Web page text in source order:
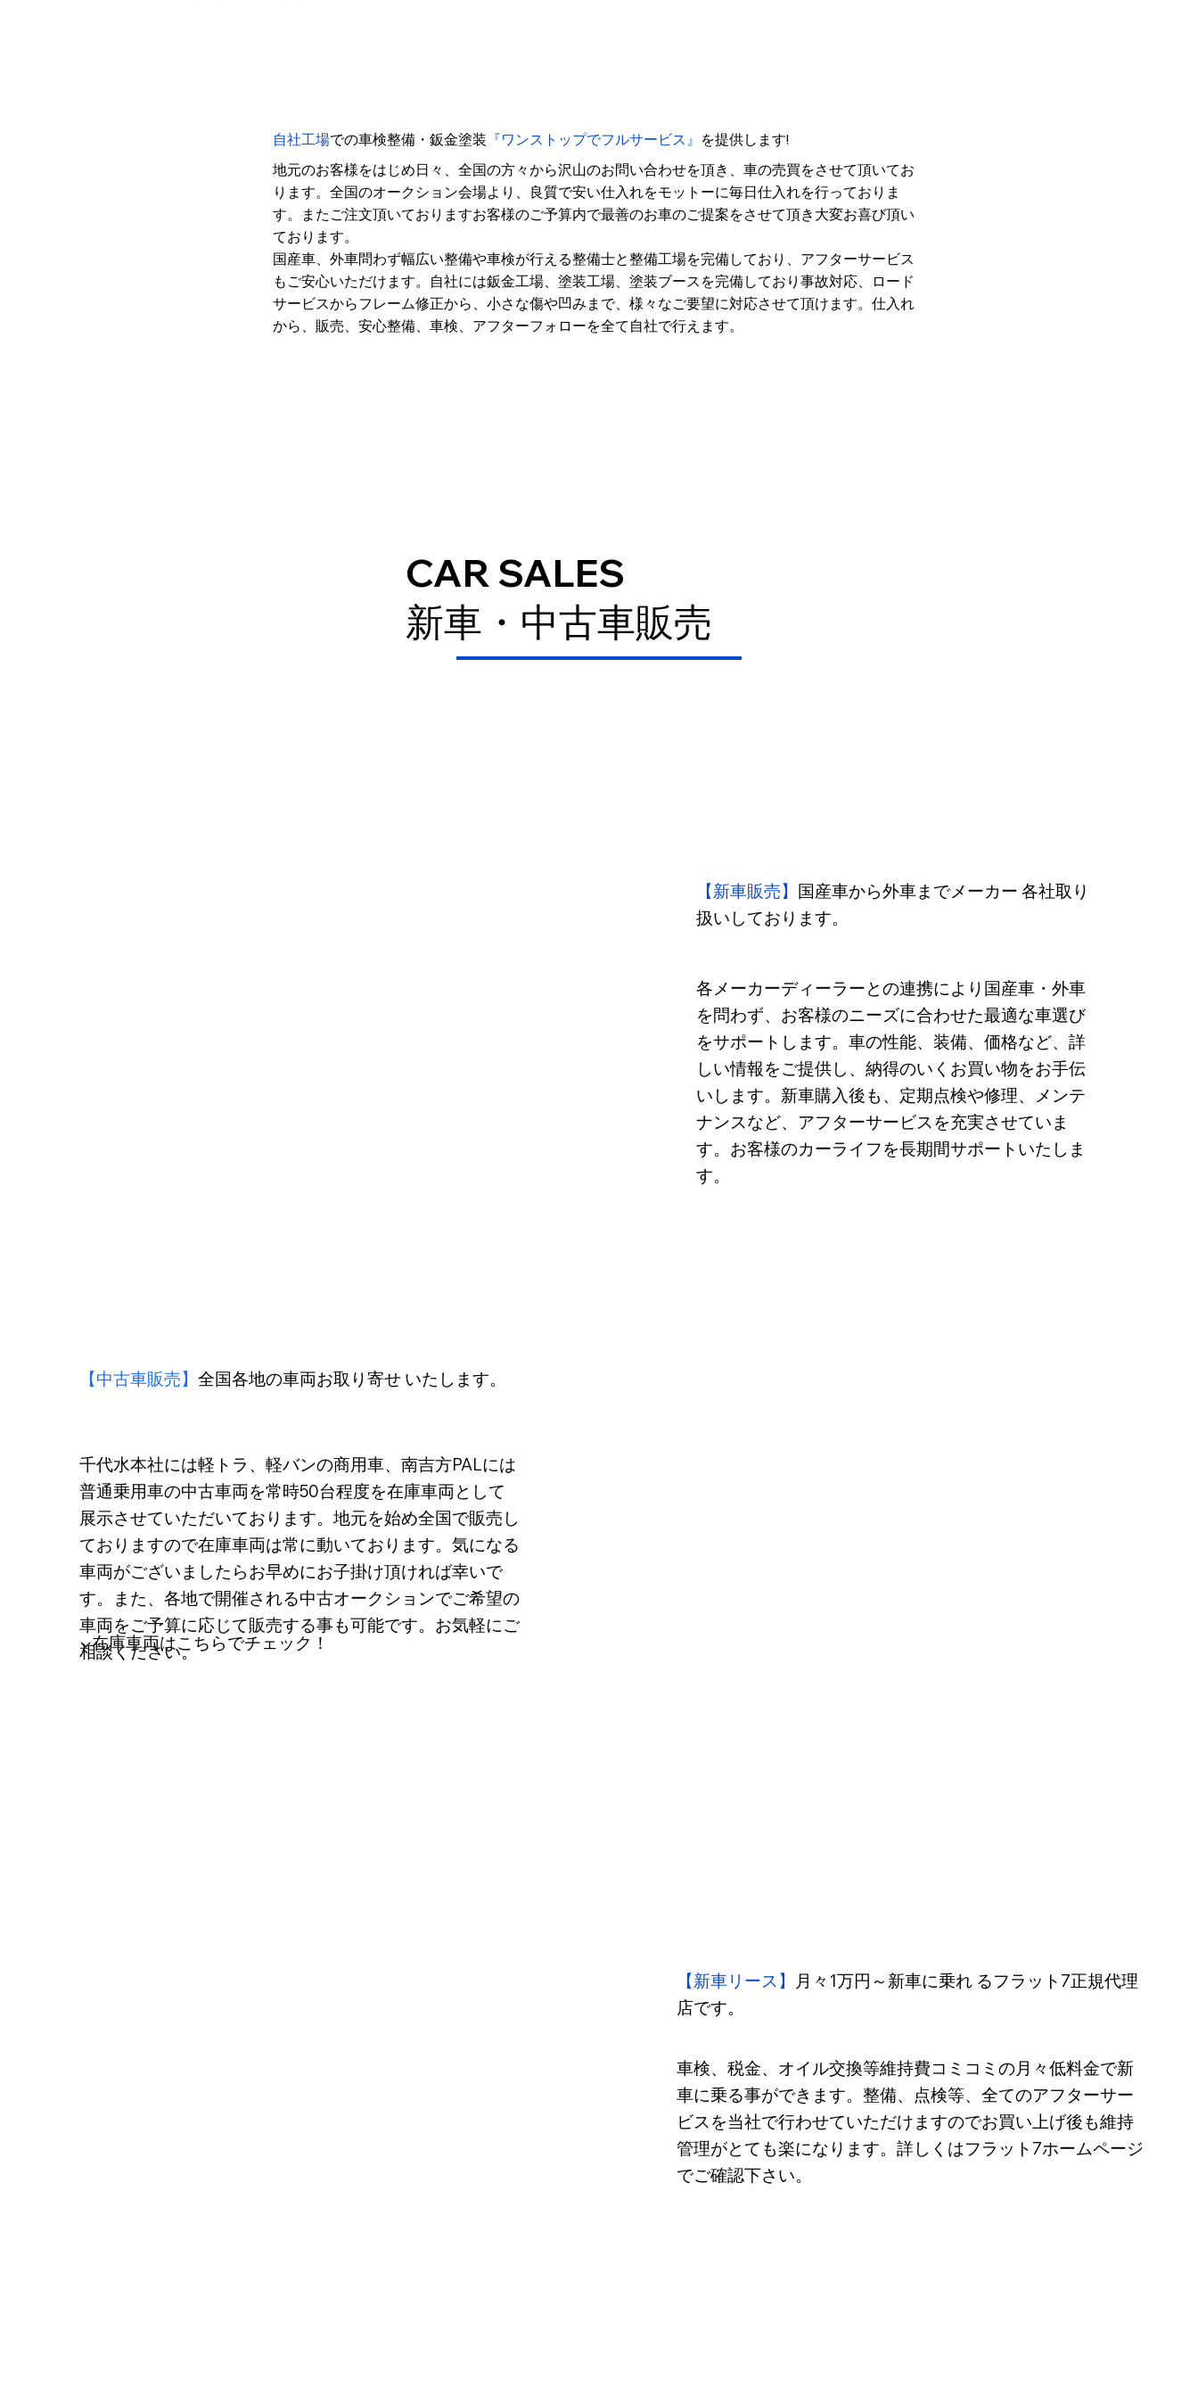
自社工場での車検整備・鈑金塗装 『ワンストップでフルサービス』 を提供します!
地元のお客様をはじめ日々、全国の方々から沢山のお問い合わせを頂き、車の売買をさせて頂いてお
ります。全国のオークション会場より、良質で安い仕入れをモットーに毎日仕入れを行っておりま
す。またご注文頂いておりますお客様のご予算内で最善のお車のご提案をさせて頂き大変お喜び頂い
ております。
国産車、外車問わず幅広い整備や車検が行える整備士と整備工場を完備しており、アフターサービス
もご安心いただけます。自社には鈑金工場、塗装工場、塗装ブースを完備しており事故対応、ロード
サービスからフレーム修正から、小さな傷や凹みまで、様々なご要望に対応させて頂けます。仕入れ
から、販売、安心整備、車検、アフターフォローを全て自社で行えます。
CAR SALES
新車・中古車販売
【新車販売】 国産車から外車までメーカー 各社取り
扱いしております。
各メーカーディーラーとの連携により国産車・外車
を問わず、お客様のニーズに合わせた最適な車選び
をサポートします。車の性能、装備、価格など、詳
しい情報をご提供し、納得のいくお買い物をお手伝
いします。新車購入後も、定期点検や修理、メンテ
ナンスなど、アフターサービスを充実させていま
す。お客様のカーライフを長期間サポートいたしま
す。
【中古車販売】 全国各地の車両お取り寄せ いたします。
千代水本社には軽トラ、軽バンの商用車、南吉方PALには
普通乗用車の中古車両を常時50台程度を在庫車両として
展示させていただいております。地元を始め全国で販売し
ておりますので在庫車両は常に動いております。気になる
車両がございましたらお早めにお子掛け頂ければ幸いで
す。また、各地で開催される中古オークションでご希望の
車両をご予算に応じて販売する事も可能です。お気軽にご
相談ください。
▼在庫車両はこちらでチェック！
【新車リース】
月々1万円～新車に乗れ るフラット7正規代理
店です。
車検、税金、オイル交換等維持費コミコミの月々低料金で新
車に乗る事ができます。整備、点検等、全てのアフターサー
ビスを当社で行わせていただけますのでお買い上げ後も維持
管理がとても楽になります。詳しくはフラット7ホームページ
でご確認下さい。